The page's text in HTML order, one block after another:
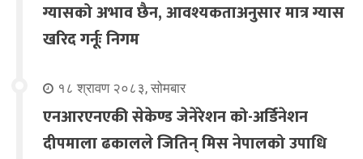
ग्यासको अभाव छैन, आवश्यकताअनुसार मात्र ग्यास
खरिद गर्नूः निगम
१८ श्रावण २०८३, सोमबार
एनआरएनएकी सेकेण्ड जेनेरेशन को-अर्डिनेशन
दीपमाला ढकालले जितिन् मिस नेपालको उपाधि